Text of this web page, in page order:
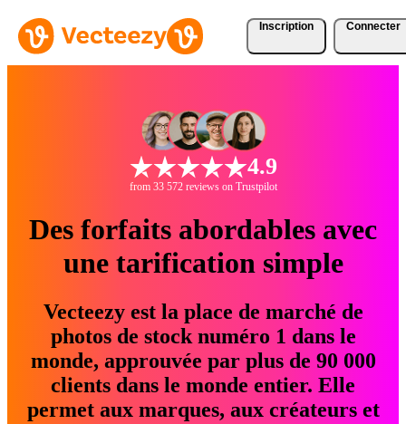
Inscription Connecter
4.9
from 33 572 reviews on Trustpilot
Des forfaits abordables avec
une tarification simple
Vecteezy est la place de marché de
photos de stock numéro 1 dans le
monde, approuvée par plus de 90 000
clients dans le monde entier. Elle
permet aux marques, aux créateurs et